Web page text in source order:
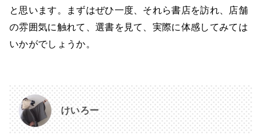
と思います。まずはぜひ一度、それら書店を訪れ、店舗
の雰囲気に触れて、選書を見て、実際に体感してみては
いかがでしょうか。
けいろー